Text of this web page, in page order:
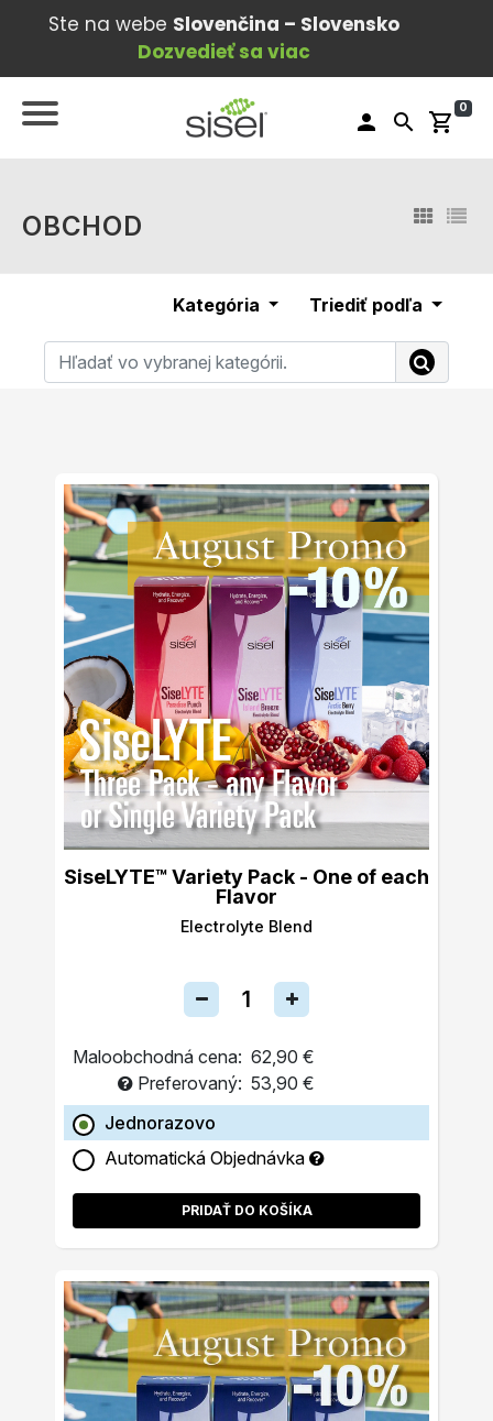
Ste na webe Slovenčina – Slovensko
Dozvedieť sa viac
person search shopping_cart
0
OBCHOD
Kategória Triediť podľa
SiseLYTE™ Variety Pack - One of each
Flavor
Electrolyte Blend
Maloobchodná cena: 62,90 €
Preferovaný: 53,90 €
Jednorazovo
Automatická Objednávka
PRIDAŤ DO KOŠÍKA